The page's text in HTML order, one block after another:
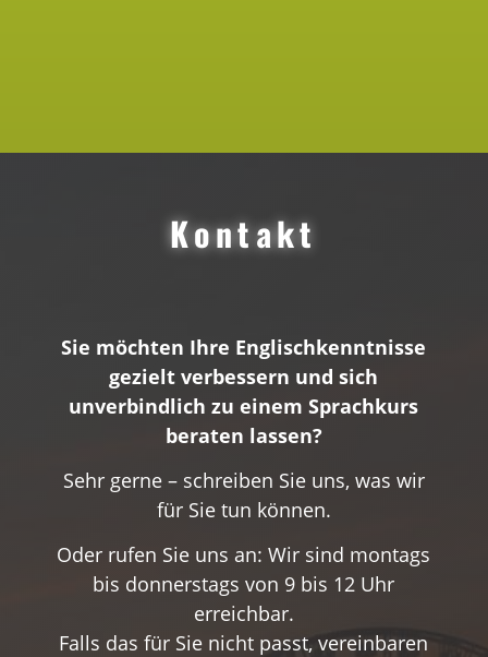
Kontakt
Sie möchten Ihre Englischkenntnisse
gezielt verbessern und sich
unverbindlich zu einem Sprachkurs
beraten lassen?
Sehr gerne – schreiben Sie uns, was wir
für Sie tun können.
Oder rufen Sie uns an: Wir sind montags
bis donnerstags von 9 bis 12 Uhr
erreichbar.
Falls das für Sie nicht passt, vereinbaren